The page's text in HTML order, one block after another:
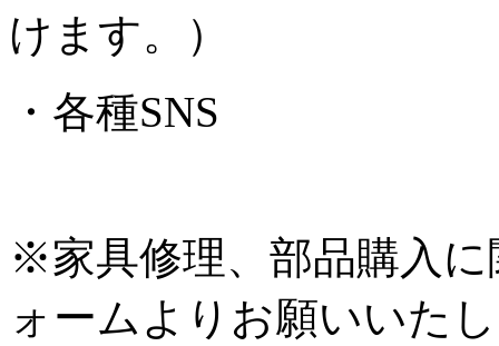
けます。）
・各種SNS
※家具修理、部品購入
ォームよりお願いいた